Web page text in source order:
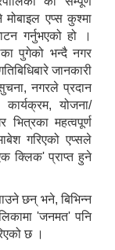
मोबाइल एप्स कुश्मा
गर्नुभएको हो ।
पुगेको भन्दै नगर
जानकारी
नगरले प्रदान
योजना/
भित्रका महत्वपूर्ण
गरिएको एप्सले
क्लिक' प्राप्त हुने
छन् भने, बिभिन्न
'जनमत' पनि
छ ।